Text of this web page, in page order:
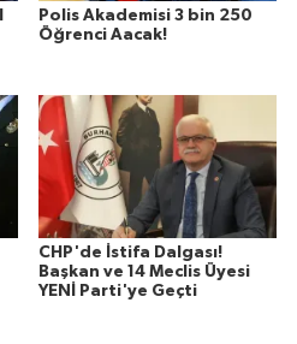
Polis Akademisi 3 bin 250
Öğrenci Aacak!
CHP'de İstifa Dalgası!
Başkan ve 14 Meclis Üyesi
YENİ Parti'ye Geçti